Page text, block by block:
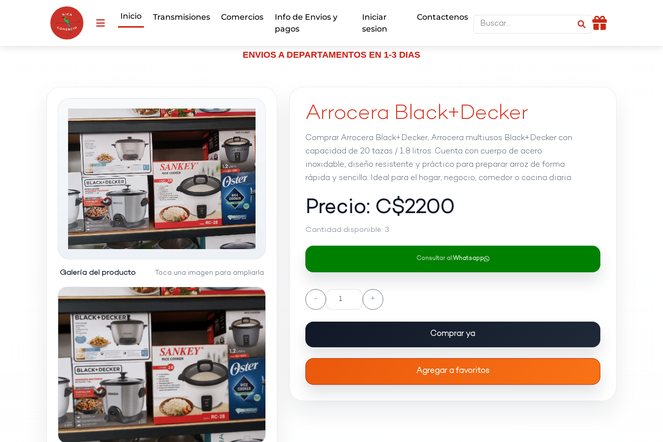
Inicio Transmisiones Comercios
Info de Envios y
pagos
Iniciar
sesion
Contactenos
ENVIOS A DEPARTAMENTOS EN 1-3 DIAS
Galería del producto Toca una imagen para ampliarla
Arrocera Black+Decker
Comprar Arrocera Black+Decker, Arrocera multiusos Black+Decker con
capacidad de 20 tazas / 1.8 litros. Cuenta con cuerpo de acero
inoxidable, diseño resistente y práctico para preparar arroz de forma
rápida y sencilla. Ideal para el hogar, negocio, comedor o cocina diaria.
Precio: C$2200
Cantidad disponible: 3
Consultar al:Whatsapp
- +
Comprar ya
Agregar a favoritos